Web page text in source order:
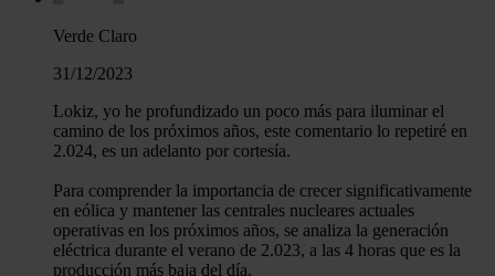
Verde Claro
31/12/2023
Lokiz, yo he profundizado un poco más para iluminar el
camino de los próximos años, este comentario lo repetiré en
2.024, es un adelanto por cortesía.
Para comprender la importancia de crecer significativamente
en eólica y mantener las centrales nucleares actuales
operativas en los próximos años, se analiza la generación
eléctrica durante el verano de 2.023, a las 4 horas que es la
producción más baja del día.